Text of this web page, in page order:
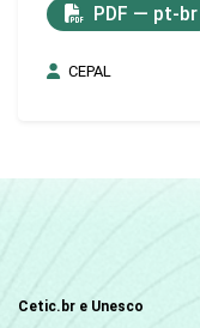
PDF — pt-br
CEPAL
Cetic.br e Unesco